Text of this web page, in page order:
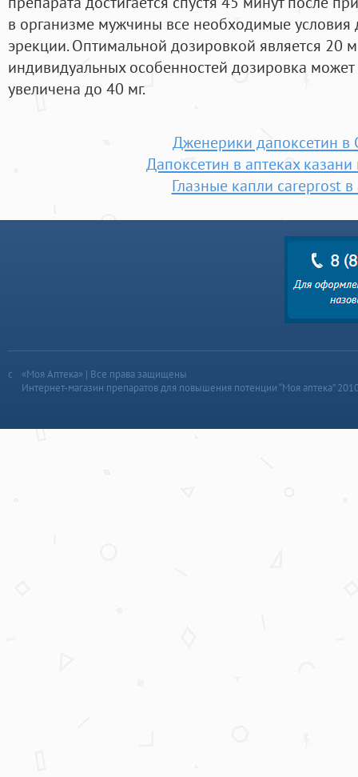
в организме мужчины все необходимые
эрекции. Оптимальной дозировкой является 20
индивидуальных особенностей дозировка
увеличена до 40 мг.
Дженерики дапоксетин в
Дапоксетин в аптеках казани
Глазные капли careprost в
«Моя Аптека» | Все права защищены
Интернет-магазин препаратов для повышения потенции “Моя аптека”